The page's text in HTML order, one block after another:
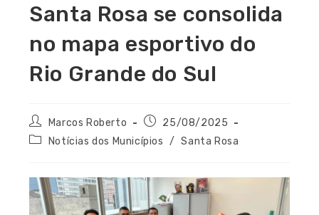
Santa Rosa se consolida
no mapa esportivo do
Rio Grande do Sul
Marcos Roberto
25/08/2025
Notícias dos Municípios
/ Santa Rosa